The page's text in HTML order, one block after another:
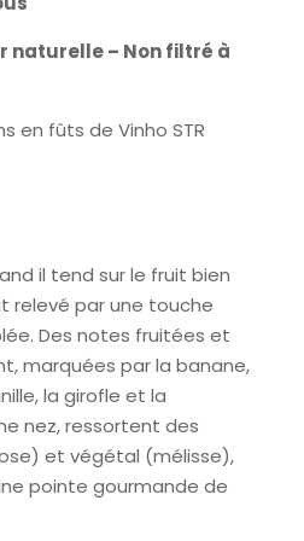
naturelle – Non filtré à
en fûts de Vinho STR
il tend sur le fruit bien
relevé par une touche
Des notes fruitées et
marquées par la banane,
la girofle et la
nez, ressortent des
et végétal (mélisse),
pointe gourmande de